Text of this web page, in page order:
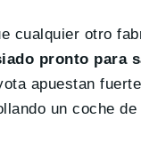
cualquier otro
pronto para
apuestan
un coche